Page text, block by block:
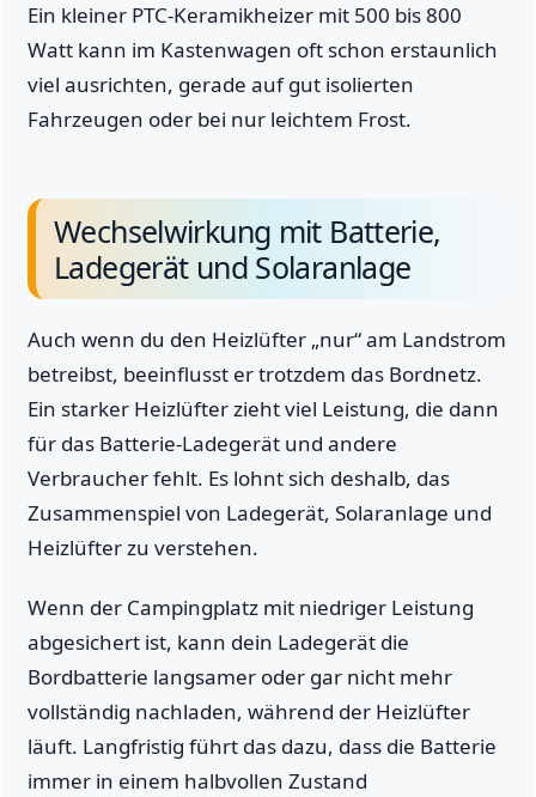
Ein kleiner PTC-Keramikheizer mit 500 bis 800
Watt kann im Kastenwagen oft schon erstaunlich
viel ausrichten, gerade auf gut isolierten
Fahrzeugen oder bei nur leichtem Frost.
Wechselwirkung mit Batterie,
Ladegerät und Solaranlage
Auch wenn du den Heizlüfter „nur“ am Landstrom
betreibst, beeinflusst er trotzdem das Bordnetz.
Ein starker Heizlüfter zieht viel Leistung, die dann
für das Batterie-Ladegerät und andere
Verbraucher fehlt. Es lohnt sich deshalb, das
Zusammenspiel von Ladegerät, Solaranlage und
Heizlüfter zu verstehen.
Wenn der Campingplatz mit niedriger Leistung
abgesichert ist, kann dein Ladegerät die
Bordbatterie langsamer oder gar nicht mehr
vollständig nachladen, während der Heizlüfter
läuft. Langfristig führt das dazu, dass die Batterie
immer in einem halbvollen Zustand